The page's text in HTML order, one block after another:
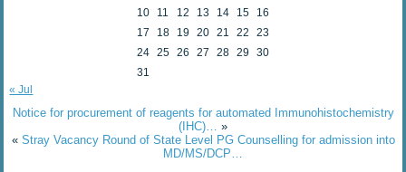
10
11 12 13 14 15
16
17
18 19 20 21 22
23
24 25 26 27 28 29
30
31
« Jul
Notice for procurement of reagents for automated Immunohistochemistry
(IHC)…
»
« Stray Vacancy Round of State Level PG Counselling for admission into
MD/MS/DCP…